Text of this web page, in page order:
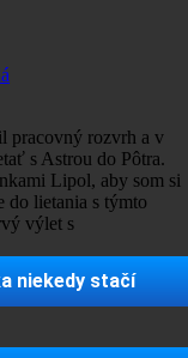
pracovný rozvrh a v
s Astrou do Pôtra.
Lipol, aby som si
do lietania s týmto
výlet s
niekedy stačí